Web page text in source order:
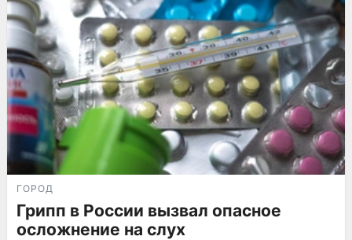
ГОРОД
Грипп в России вызвал опасное
осложнение на слух